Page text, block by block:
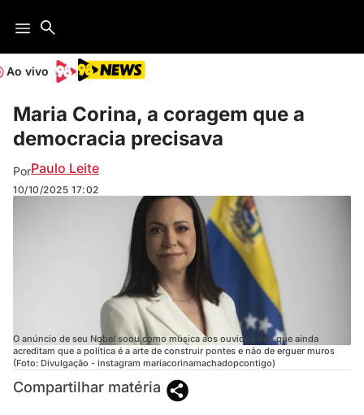
Ao vivo
Maria Corina, a coragem que a
democracia precisava
PorPaulo Leite
10/10/2025 17:02
O anúncio de seu Nobel soou como música aos ouvidos dos que ainda
acreditam que a política é a arte de construir pontes e não de erguer muros
(Foto: Divulgação - instagram mariacorinamachadopcontigo)
Compartilhar matéria